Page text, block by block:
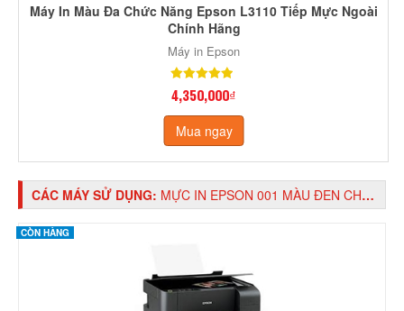
Máy In Màu Đa Chức Năng Epson L3110 Tiếp Mực Ngoài
Chính Hãng
Máy in Epson
4,350,000₫
Mua ngay
CÁC MÁY SỬ DỤNG: MỰC IN EPSON 001 MÀU ĐEN CHÍNH HÃNG
CÒN HÀNG